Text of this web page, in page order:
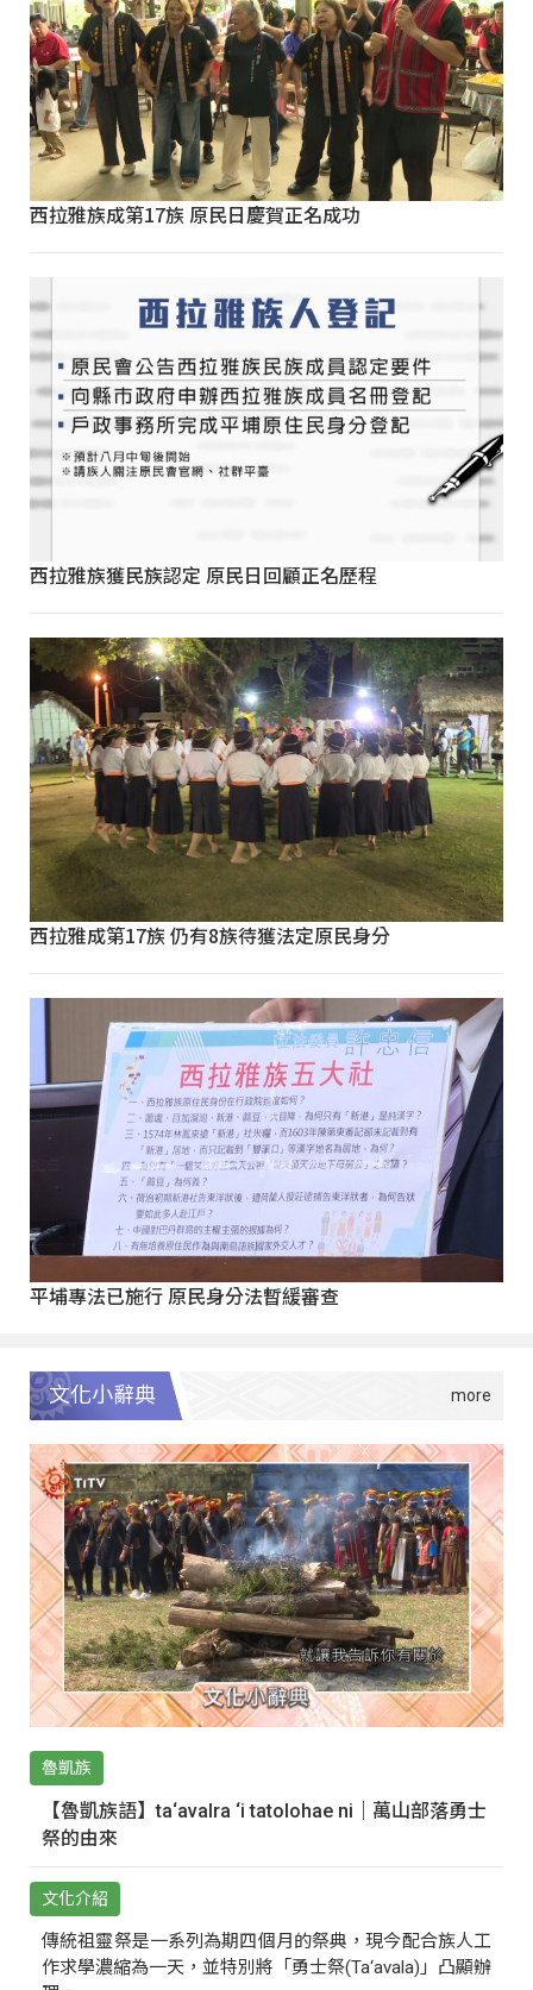
西拉雅族成第17族 原民日慶賀正名成功
西拉雅族獲民族認定 原民日回顧正名歷程
西拉雅成第17族 仍有8族待獲法定原民身分
平埔專法已施行 原民身分法暫緩審查
文化小辭典
魯凱族
【魯凱族語】ta‘avalra ‘i tatolohae ni｜萬山部落勇士
祭的由來
文化介紹
傳統祖靈祭是一系列為期四個月的祭典，現今配合族人工
作求學濃縮為一天，並特別將「勇士祭(Ta‘avala)」凸顯辦